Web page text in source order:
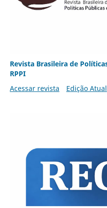
Revista Brasileira de
RPPI
Acessar revista
Edição Atual